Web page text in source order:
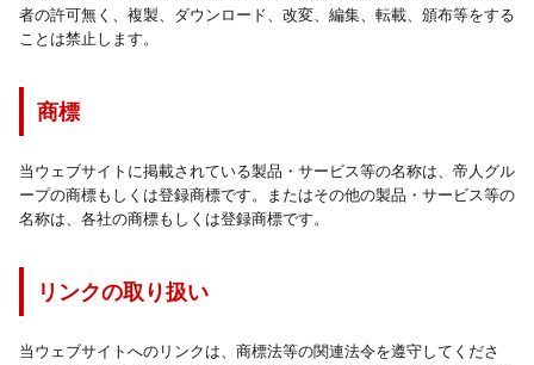
者の許可無く、複製、ダウンロード、改変、編集、転載、頒布等をする
ことは禁止します。
商標
当ウェブサイトに掲載されている製品・サービス等の名称は、帝人グル
ープの商標もしくは登録商標です。またはその他の製品・サービス等の
名称は、各社の商標もしくは登録商標です。
リンクの取り扱い
当ウェブサイトへのリンクは、商標法等の関連法令を遵守してくださ